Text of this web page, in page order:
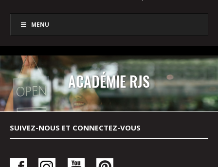
MENU
ACADÉMIE RJS
SUIVEZ-NOUS ET CONNECTEZ-VOUS